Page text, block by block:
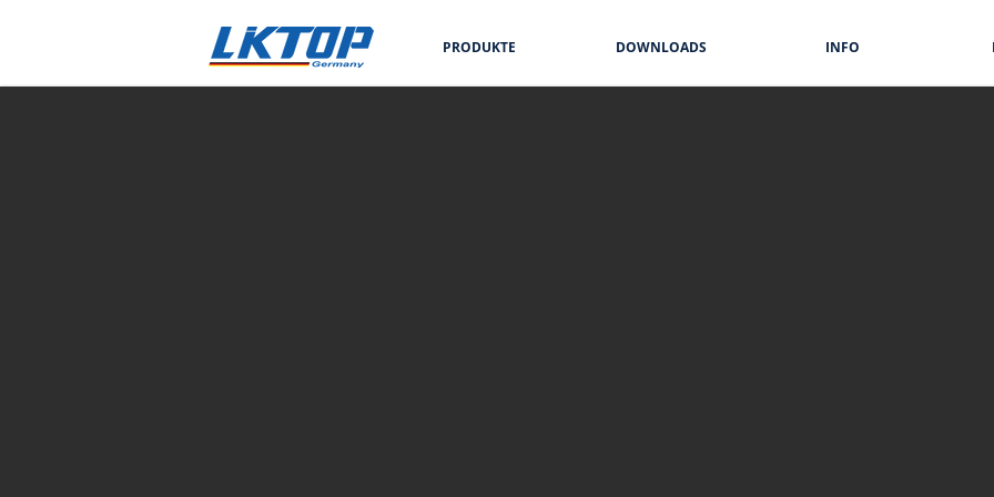
PRODUKTE DOWNLOADS INFO